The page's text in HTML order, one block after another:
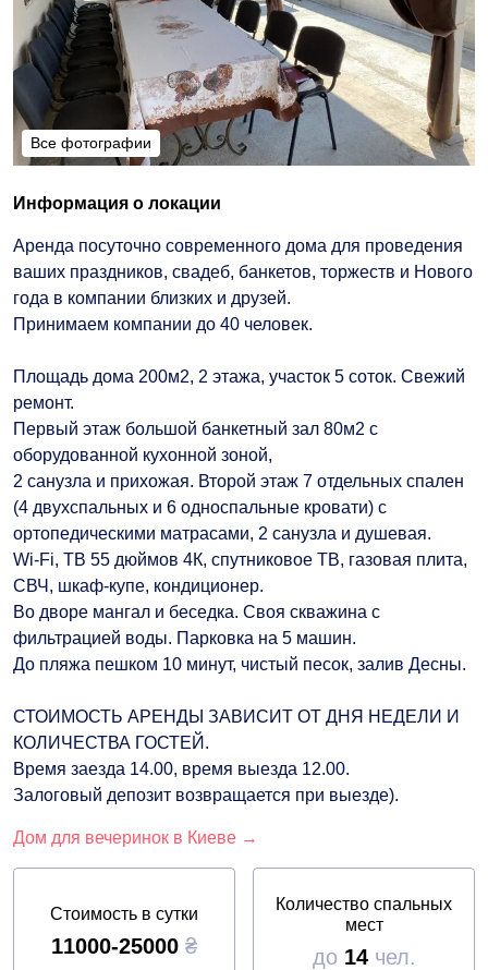
Все фотографии
Все фотографии
Информация о локации
Аренда посуточно современного дома для проведения
ваших праздников, свадеб, банкетов, торжеств и Нового
года в компании близких и друзей.
Принимаем компании до 40 человек.
Площадь дома 200м2, 2 этажа, участок 5 соток. Свежий
ремонт.
Первый этаж большой банкетный зал 80м2 с
оборудованной кухонной зоной,
2 санузла и прихожая. Второй этаж 7 отдельных спален
(4 двухспальных и 6 односпальные кровати) с
ортопедическими матрасами, 2 санузла и душевая.
Wi-Fi, ТВ 55 дюймов 4К, спутниковое ТВ, газовая плита,
СВЧ, шкаф-купе, кондиционер.
Во дворе мангал и беседка. Своя скважина с
фильтрацией воды. Парковка на 5 машин.
До пляжа пешком 10 минут, чистый песок, залив Десны.
СТОИМОСТЬ АРЕНДЫ ЗАВИСИТ ОТ ДНЯ НЕДЕЛИ И
КОЛИЧЕСТВА ГОСТЕЙ.
Время заезда 14.00, время выезда 12.00.
Залоговый депозит возвращается при выезде).
Дом для вечеринок в Киеве →
Стоимость в сутки
11000-25000₴
Количество спальных
мест
до 14чел.